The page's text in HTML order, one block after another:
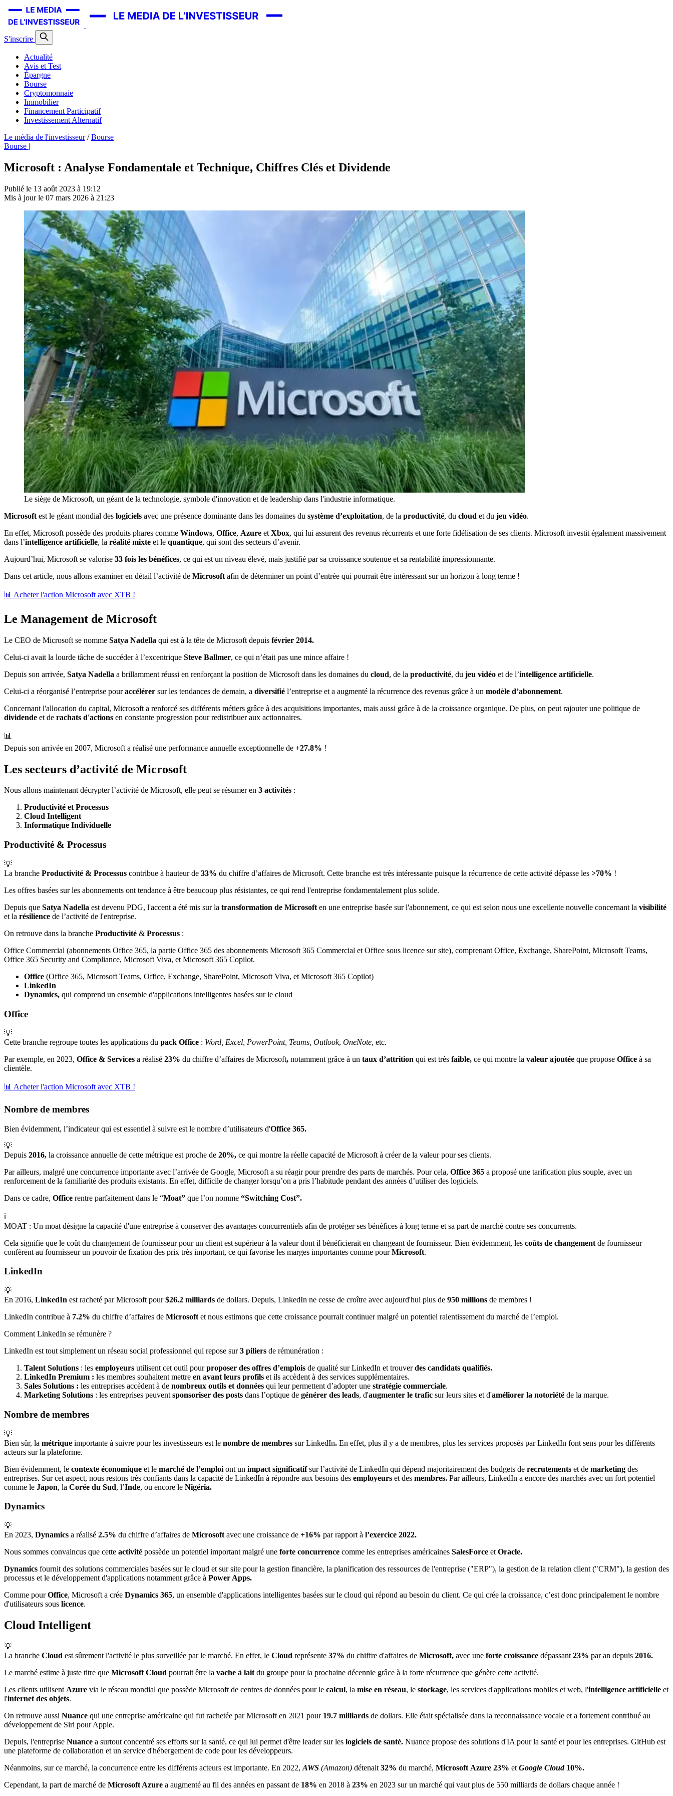
S'inscrire
Actualité
Avis et Test
Épargne
Bourse
Cryptomonnaie
Immobilier
Financement Participatif
Investissement Alternatif
Le média de l'investisseur / Bourse
Bourse |
Microsoft : Analyse Fondamentale et Technique, Chiffres Clés et Dividende
Publié le 13 août 2023 à 19:12
Mis à jour le 07 mars 2026 à 21:23
Le siège de Microsoft, un géant de la technologie, symbole d'innovation et de leadership dans l'industrie informatique.
Microsoft est le géant mondial des logiciels avec une présence dominante dans les domaines du système d’exploitation, de la productivité, du cloud et du jeu vidéo.
En effet, Microsoft possède des produits phares comme Windows, Office, Azure et Xbox, qui lui assurent des revenus récurrents et une forte fidélisation de ses clients. Microsoft investit également massivement
dans l’intelligence artificielle, la réalité mixte et le quantique, qui sont des secteurs d’avenir.
Aujourd’hui, Microsoft se valorise 33 fois les bénéfices, ce qui est un niveau élevé, mais justifié par sa croissance soutenue et sa rentabilité impressionnante.
Dans cet article, nous allons examiner en détail l’activité de Microsoft afin de déterminer un point d’entrée qui pourrait être intéressant sur un horizon à long terme !
📊 Acheter l'action Microsoft avec XTB !
Le Management de Microsoft
Le CEO de Microsoft se nomme Satya Nadella qui est à la tête de Microsoft depuis février 2014.
Celui-ci avait la lourde tâche de succéder à l’excentrique Steve Ballmer, ce qui n’était pas une mince affaire !
Depuis son arrivée, Satya Nadella a brillamment réussi en renforçant la position de Microsoft dans les domaines du cloud, de la productivité, du jeu vidéo et de l’intelligence artificielle.
Celui-ci a réorganisé l’entreprise pouraccélérer sur les tendances de demain, a diversifié l’entreprise et a augmenté la récurrence des revenus grâce à un modèle d’abonnement.
Concernant l'allocation du capital, Microsoft a renforcé ses différents métiers grâce à des acquisitions importantes, mais aussi grâce à de la croissance organique. De plus, on peut rajouter une politique de
dividende et de rachats d'actions en constante progression pour redistribuer aux actionnaires.
📊
Depuis son arrivée en 2007, Microsoft a réalisé une performance annuelle exceptionnelle de +27.8% !
Les secteurs d’activité de Microsoft
Nous allons maintenant décrypter l’activité de Microsoft, elle peut se résumer en 3 activités :
Productivité et Processus
Cloud Intelligent
Informatique Individuelle
Productivité & Processus
💡
La branche Productivité & Processus contribue à hauteur de 33% du chiffre d’affaires de Microsoft. Cette branche est très intéressante puisque la récurrence de cette activité dépasse les >70% !
Les offres basées sur les abonnements ont tendance à être beaucoup plus résistantes, ce qui rend l'entreprise fondamentalement plus solide.
Depuis que Satya Nadella est devenu PDG, l'accent a été mis sur la transformation de Microsoft en une entreprise basée sur l'abonnement, ce qui est selon nous une excellente nouvelle concernant la visibilité
et la résilience de l’activité de l'entreprise.
On retrouve dans la branche Productivité & Processus :
Office Commercial (abonnements Office 365, la partie Office 365 des abonnements Microsoft 365 Commercial et Office sous licence sur site), comprenant Office, Exchange, SharePoint, Microsoft Teams,
Office 365 Security and Compliance, Microsoft Viva, et Microsoft 365 Copilot.
Office (Office 365, Microsoft Teams, Office, Exchange, SharePoint, Microsoft Viva, et Microsoft 365 Copilot)
LinkedIn
Dynamics, qui comprend un ensemble d'applications intelligentes basées sur le cloud
Office
💡
Cette branche regroupe toutes les applications du pack Office : Word, Excel, PowerPoint, Teams, Outlook, OneNote, etc.
Par exemple, en 2023, Office & Services a réalisé 23% du chiffre d’affaires de Microsoft, notamment grâce à un taux d’attrition qui est très faible, ce qui montre la valeur ajoutée que propose Office à sa
clientèle.
📊 Acheter l'action Microsoft avec XTB !
Nombre de membres
Bien évidemment, l’indicateur qui est essentiel à suivre est le nombre d’utilisateurs d'Office 365.
💡
Depuis 2016, la croissance annuelle de cette métrique est proche de 20%, ce qui montre la réelle capacité de Microsoft à créer de la valeur pour ses clients.
Par ailleurs, malgré une concurrence importante avec l’arrivée de Google, Microsoft a su réagir pour prendre des parts de marchés. Pour cela, Office 365 a proposé une tarification plus souple, avec un
renforcement de la familiarité des produits existants. En effet, difficile de changer lorsqu’on a pris l’habitude pendant des années d’utiliser des logiciels.
Dans ce cadre, Office rentre parfaitement dans le “Moat” que l’on nomme “Switching Cost”.
ℹ️
MOAT : Un moat désigne la capacité d'une entreprise à conserver des avantages concurrentiels afin de protéger ses bénéfices à long terme et sa part de marché contre ses concurrents.
Cela signifie que le coût du changement de fournisseur pour un client est supérieur à la valeur dont il bénéficierait en changeant de fournisseur. Bien évidemment, les coûts de changement de fournisseur
confèrent au fournisseur un pouvoir de fixation des prix très important, ce qui favorise les marges importantes comme pourMicrosoft.
LinkedIn
💡
En 2016, LinkedIn est racheté par Microsoft pour$26.2 milliards de dollars. Depuis, LinkedIn ne cesse de croître avec aujourd'hui plus de 950 millions de membres !
LinkedIn contribue à 7.2% du chiffre d’affaires de Microsoft et nous estimons que cette croissance pourrait continuer malgré un potentiel ralentissement du marché de l’emploi.
Comment LinkedIn se rémunère ?
LinkedIn est tout simplement un réseau social professionnel qui repose sur3 piliers de rémunération :
Talent Solutions : les employeurs utilisent cet outil pourproposer des offres d’emplois de qualité sur LinkedIn et trouverdes candidats qualifiés.
LinkedIn Premium : les membres souhaitent mettre en avant leurs profils et ils accèdent à des services supplémentaires.
Sales Solutions : les entreprises accèdent à de nombreux outils et données qui leur permettent d’adopter une stratégie commerciale.
Marketing Solutions : les entreprises peuvent sponsoriser des posts dans l’optique de générer des leads, d'augmenter le trafic sur leurs sites et d'améliorer la notoriété de la marque.
Nombre de membres
💡
Bien sûr, la métrique importante à suivre pour les investisseurs est le nombre de membres sur LinkedIn. En effet, plus il y a de membres, plus les services proposés par LinkedIn font sens pour les différents
acteurs sur la plateforme.
Bien évidemment, le contexte économique et le marché de l’emploi ont un impact significatifsur l’activité de LinkedIn qui dépend majoritairement des budgets de recrutements et de marketing des
entreprises. Sur cet aspect, nous restons très confiants dans la capacité de LinkedIn à répondre aux besoins des employeurs et des membres. Par ailleurs, LinkedIn a encore des marchés avec un fort potentiel
comme le Japon, la Corée du Sud, l’Inde, ou encore le Nigéria.
Dynamics
💡
En 2023, Dynamics a réalisé 2.5% du chiffre d’affaires de Microsoft avec une croissance de +16% par rapport à l’exercice 2022.
Nous sommes convaincus que cette activité possède un potentiel important malgré une forte concurrence comme les entreprises américaines SalesForce et Oracle.
Dynamics fournit des solutions commerciales basées sur le cloud et sur site pour la gestion financière, la planification des ressources de l'entreprise ("ERP"), la gestion de la relation client ("CRM"), la gestion des
processus et le développement d'applications notamment grâce à Power Apps.
Comme pourOffice, Microsoft a crée Dynamics 365, un ensemble d'applications intelligentes basées sur le cloud qui répond au besoin du client. Ce qui crée la croissance, c’est donc principalement le nombre
d'utilisateurs sous licence.
Cloud Intelligent
💡
La branche Cloud est sûrement l'activité le plus surveillée par le marché. En effet, le Cloud représente 37% du chiffre d'affaires de Microsoft, avec une forte croissance dépassant 23% par an depuis 2016.
Le marché estime à juste titre que Microsoft Cloud pourrait être la vache à lait du groupe pour la prochaine décennie grâce à la forte récurrence que génère cette activité.
Les clients utilisent Azure via le réseau mondial que possède Microsoft de centres de données pour le calcul, la mise en réseau, le stockage, les services d'applications mobiles et web, l'intelligence artificielle et
l'internet des objets.
On retrouve aussi Nuance qui une entreprise américaine qui fut rachetée par Microsoft en 2021 pour 19.7 milliards de dollars. Elle était spécialisée dans la reconnaissance vocale et a fortement contribué au
développement de Siri pour Apple.
Depuis, l'entreprise Nuance a surtout concentré ses efforts sur la santé, ce qui lui permet d'être leader sur les logiciels de santé. Nuance propose des solutions d'IA pour la santé et pour les entreprises. GitHub est
une plateforme de collaboration et un service d'hébergement de code pour les développeurs.
Néanmoins, sur ce marché, la concurrence entre les différents acteurs est importante. En 2022, AWS (Amazon) détenait 32% du marché, Microsoft Azure 23% et Google Cloud 10%.
Cependant, la part de marché de Microsoft Azure a augmenté au fil des années en passant de 18% en 2018 à 23% en 2023 sur un marché qui vaut plus de 550 milliards de dollars chaque année !